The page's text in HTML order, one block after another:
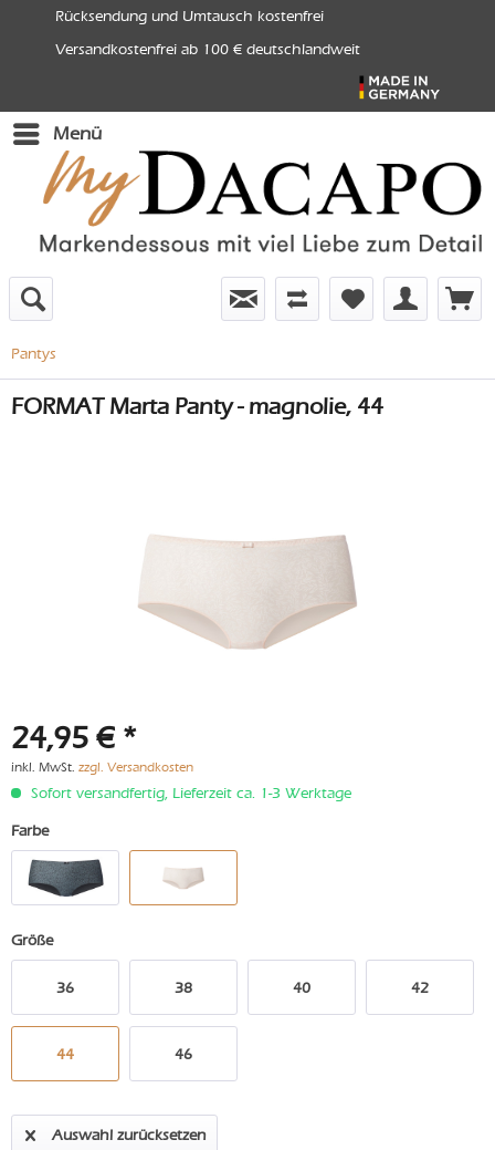
Rücksendung und Umtausch kostenfrei
Versandkostenfrei ab 100 € deutschlandweit
Menü
Pantys
FORMAT Marta Panty - magnolie, 44
24,95 € *
inkl. MwSt. zzgl. Versandkosten
Sofort versandfertig, Lieferzeit ca. 1-3 Werktage
Farbe
Größe
36 38 40 42
44 46
Auswahl zurücksetzen